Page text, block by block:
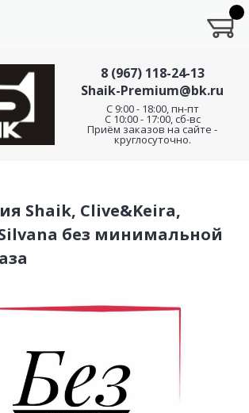
8 (967) 118-24-13
Shaik-Premium@bk.ru
C 9:00 - 18:00, пн-пт
С 10:00 - 17:00, сб-вс
Приём заказов на сайте -
круглосуточно.
Shaik, Clive&Keira,
без минимальной